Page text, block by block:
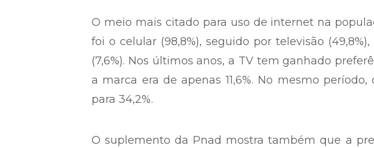
O meio mais citado para uso de internet na
foi o celular (98,8%), seguido por televisão
(7,6%). Nos últimos anos, a TV tem ganhado
a marca era de apenas 11,6%. No mesmo
para 34,2%.
O suplemento da Pnad mostra também que a